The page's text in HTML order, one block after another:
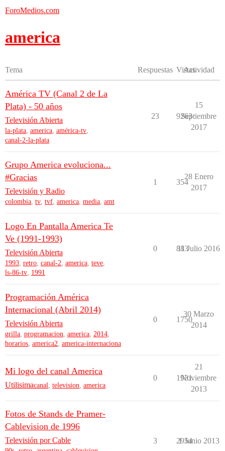
ForoMedios.com
america
Tema Respuestas Vistas
Actividad
América TV (Canal 2 de La
Plata) - 50 años
Televisión Abierta
la-plata, america, américa-tv,
canal-2-la-plata
23 9263
15
Septiembre
2017
Grupo America evoluciona...
#Gracias
Televisión y Radio
colombia, tv, tvf, america, media, amt
1 354
28 Enero
2017
Logo En Pantalla America Te
Ve (1991-1993)
Televisión Abierta
1993, retro, canal-2, america, teve,
ls-86-tv, 1991
0 883
11 Julio 2016
Programación América
Internacional (Abril 2014)
Televisión Abierta
grilla, programacion, america, 2014,
horarios, america2, america-internaciona
0 1750
30 Marzo
2014
Mi logo del canal America
Utilisimacanal television america
0 1931
21
Noviembre
2013
Fotos de Stands de Pramer-
Cablevision de 1996
Televisión por Cable 3 2954
1 Junio 2013